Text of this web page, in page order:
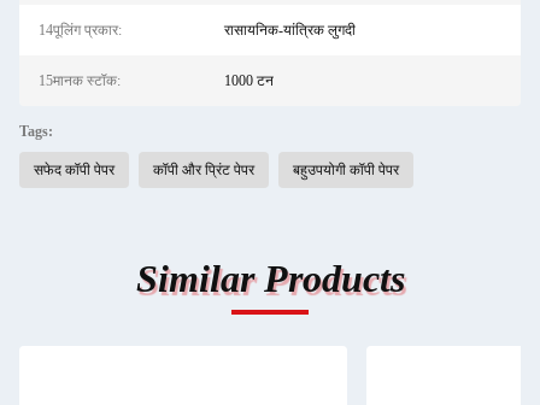
14पूलिंग प्रकार: रासायनिक-यांत्रिक लुगदी
15मानक स्टॉक: 1000 टन
Tags:
सफेद कॉपी पेपर कॉपी और प्रिंट पेपर बहुउपयोगी कॉपी पेपर
Similar Products